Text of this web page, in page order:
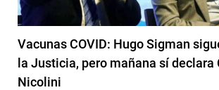
Vacunas COVID: Hugo Sigman
la Justicia, pero mañana sí declara
Nicolini